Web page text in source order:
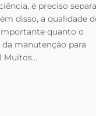
é preciso
disso, a qualidade
quanto o
manutenção para
Muitos…